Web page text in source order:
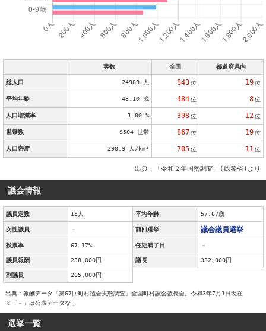
実数 全国 都道府県内
総人口 24989 人 843 位 19 位
平均年齢 48.10 歳 484 位 8 位
人口増減率 -1.00 % 398 位 12 位
世帯数 9504 世帯 867 位 19 位
人口密度 290.9 人/km² 705 位 11 位
出典：「令和２年国勢調査」(総務省)より
議会情報
議員定数 15人 平均年齢 57.67歳
女性議員 － 前回選挙 議会議員選挙
投票率 67.17% 任期満了日 －
議員報酬 238,000円 議長 332,000円
副議長 265,000円
出典：報酬データ「第67回町村議会実態調査」全国町村議会議長会。令和3年7月1日現在
※「－」は公表データなし
選挙一覧